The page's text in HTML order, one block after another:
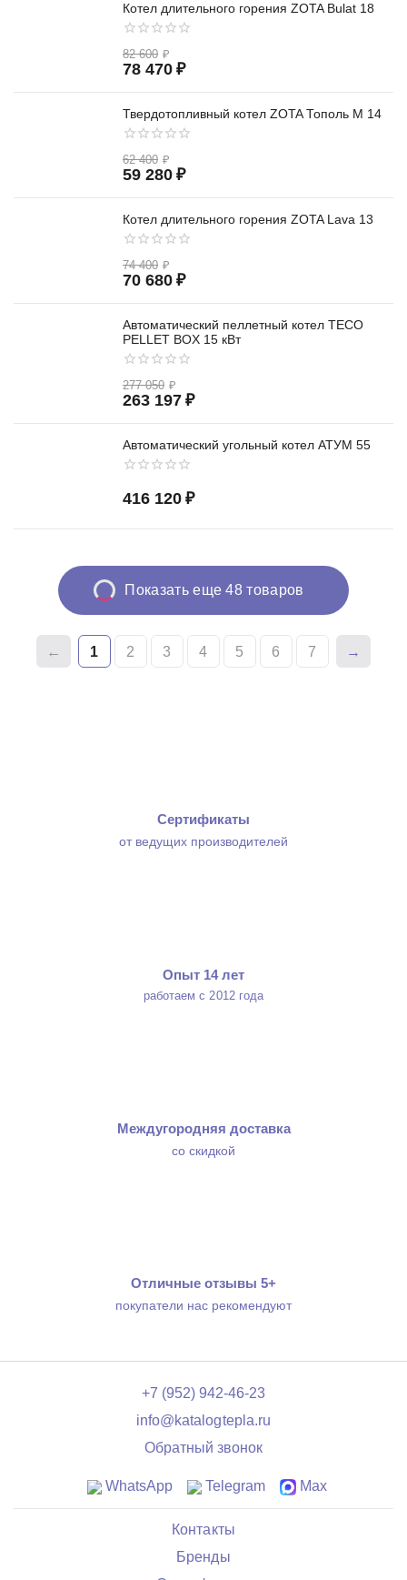
Котел длительного горения ZOTA Bulat 18
82 600 ₽
78 470 ₽
Твердотопливный котел ZOTA Тополь М 14
62 400 ₽
59 280 ₽
Котел длительного горения ZOTA Lava 13
74 400 ₽
70 680 ₽
Автоматический пеллетный котел TECO
PELLET BOX 15 кВт
277 050 ₽
263 197 ₽
Автоматический угольный котел АТУМ 55
416 120 ₽
Показать еще 48 товаров
1 2 3 4 5 6 7
Сертификаты
от ведущих производителей
Опыт 14 лет
работаем с 2012 года
Междугородняя доставка
со скидкой
Отличные отзывы 5+
покупатели нас рекомендуют
+7 (952) 942-46-23
info@katalogtepla.ru
Обратный звонок
WhatsApp Telegram Max
Контакты
Бренды